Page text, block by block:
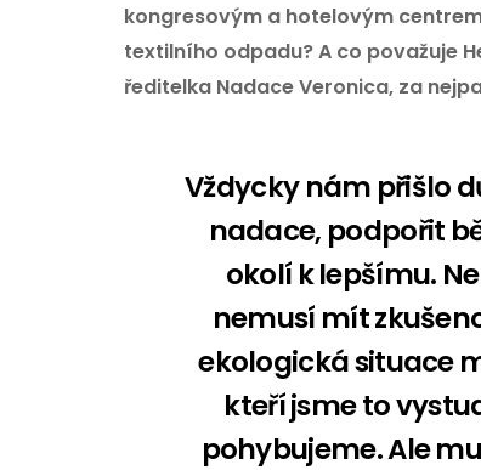
kongresovým a hotelovým
textilního odpadu? A co považuje
ředitelka Nadace Veronica, za
Vždycky nám přišlo
nadace, podpořit
okolí k lepšímu.
nemusí mít
ekologická situace
kteří jsme to
pohybujeme. Ale